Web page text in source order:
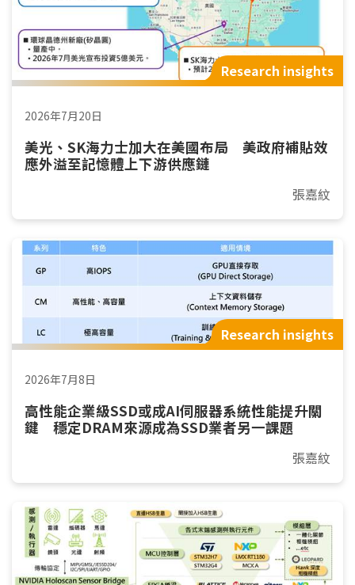
Research insights
2026年7月20日
美光、SK海力士加大在美國布局 美政府補貼效
應外溢至記憶體上下游供應鏈
張嘉紋
Research insights
2026年7月8日
高性能企業級SSD或成AI伺服器系統性能提升關
鍵 穩定DRAM來源成為SSD業者另一課題
張嘉紋